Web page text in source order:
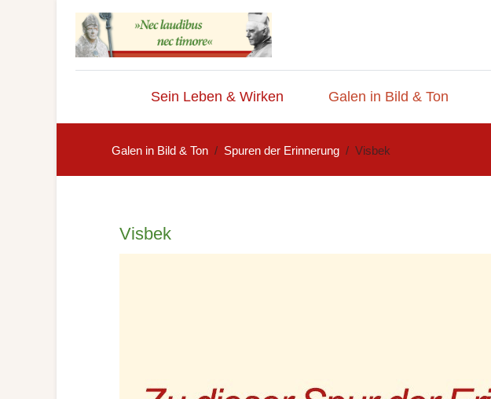
Sein Leben & Wirken Galen in Bild & Ton
Galen in Bild & Ton Spuren der Erinnerung Visbek
Visbek